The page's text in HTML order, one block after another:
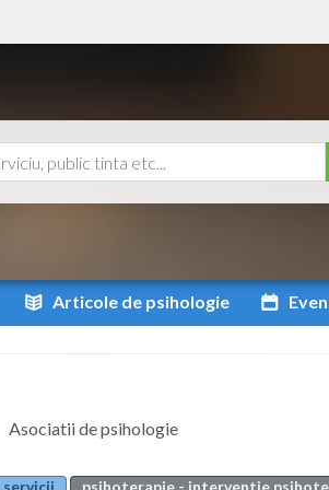
Articole de psihologie
Asociatii de psihologie
servicii
psihoterapie - interventie